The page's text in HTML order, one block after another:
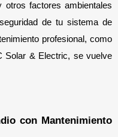
factores ambientales
de tu sistema de
profesional, como
Solar & Electric, se vuelve
con Mantenimiento